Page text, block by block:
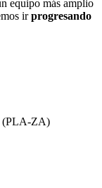
equipo más amplio
irprogresando
(PLA-ZA)